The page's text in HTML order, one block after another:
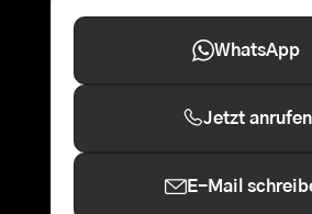
WhatsApp
Jetzt anrufen
E-Mail